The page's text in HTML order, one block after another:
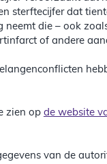
sterftecijfer dat
neemt die – ook
of andere
zien op de website
van de